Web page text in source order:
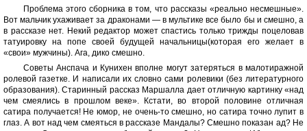
Проблема этого сборника в том, что рассказы «реально несмешные».
Вот мальчик ухаживает за драконами — в мультике все было бы и смешно, а
в рассказе нет. Некий редактор может спастись только трижды поцеловав
татуировку на попе своей будущей начальницы(которая его желает в
«свои» мужчины). Ага, дико смешно.
Советы Анспача и Кунихен вполне могут затеряться в малотиражной
ролевой газетке. И написали их словно сами ролевики (без литературного
образования). Старинный рассказ Маршалла дает отличную картинку «над
чем смеялись в прошлом веке». Кстати, во второй половине отличная
сатира получается! Не юмор, не очень-то смешно, но сатира точно лупит в
глаз. А вот над чем смеяться в рассказе Мандалы? Смешно показан ад? Не